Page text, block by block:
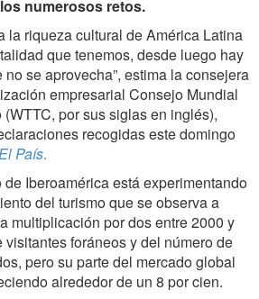
numerosos retos.
la riqueza cultural de América Latina
que tenemos, desde luego hay
se aprovecha”, estima la consejera
empresarial Consejo Mundial
por sus siglas en inglés),
recogidas este domingo
País.
Iberoamérica está experimentando
del turismo que se observa a
multiplicación por dos entre 2000 y
foráneos y del número de
pero su parte del mercado global
alrededor de un 8 por cien.